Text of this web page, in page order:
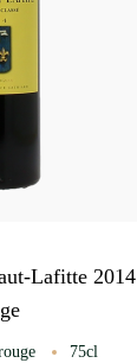
Lafitte 2014
75cl